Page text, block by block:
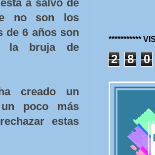
a salvo de
no son los
de 6 años son
la bruja de
creado un
poco más
estas
***********
2 8 0